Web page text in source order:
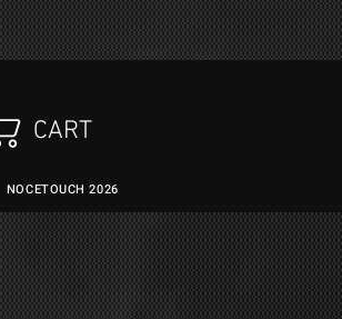
CART
NOCETOUCH 2026